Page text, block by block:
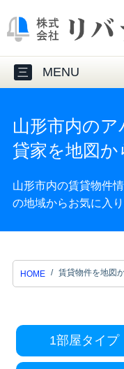
三 MENU
山形市内のア
貸家を地図か
山形市内の賃貸物件
の地域からお気に入
HOME 賃貸物件を地図
1部屋タイプ